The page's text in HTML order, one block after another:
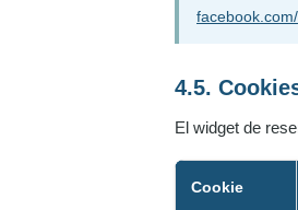
4.5.
El widget de
Cookie